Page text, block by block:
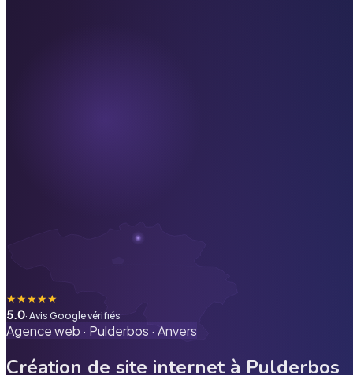
★★★★★
5.0· Avis Google vérifiés
Agence web · Pulderbos · Anvers
Création de site internet à Pulderbos